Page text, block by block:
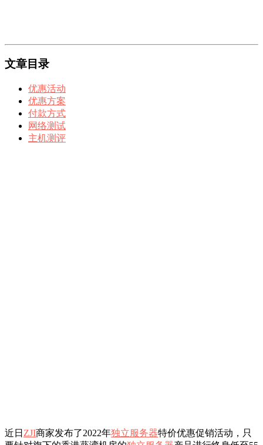
文章目录
优惠活动
优惠方案
付款方式
网络测试
主机测评
近日 ZJI商家发布了2022年独立服务器特价优惠促销活动，只